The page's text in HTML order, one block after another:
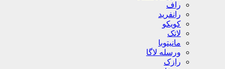
راف
رانفرید
کویکو
لاتک
مانیتوبا
ورسله لاگا
رازک